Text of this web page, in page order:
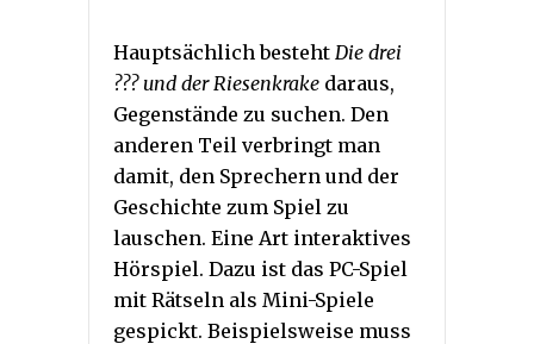
Hauptsächlich besteht Die drei
??? und der Riesenkrake daraus,
Gegenstände zu suchen. Den
anderen Teil verbringt man
damit, den Sprechern und der
Geschichte zum Spiel zu
lauschen. Eine Art interaktives
Hörspiel. Dazu ist das PC-Spiel
mit Rätseln als Mini-Spiele
gespickt. Beispielsweise muss